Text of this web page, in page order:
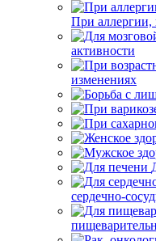
При аллергии,
активности
изменениях
сердечно-